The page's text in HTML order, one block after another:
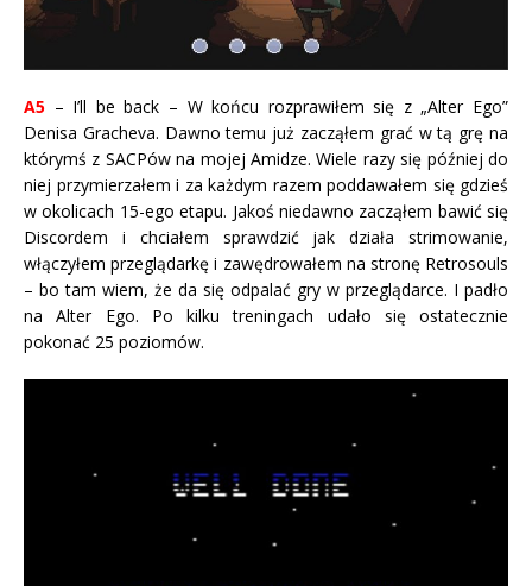
A5 – I’ll be back – W końcu rozprawiłem się z „Alter Ego”
Denisa Gracheva. Dawno temu już zacząłem grać w tą grę na
którymś z SACPów na mojej Amidze. Wiele razy się później do
niej przymierzałem i za każdym razem poddawałem się gdzieś
w okolicach 15-ego etapu. Jakoś niedawno zacząłem bawić się
Discordem i chciałem sprawdzić jak działa strimowanie,
włączyłem przeglądarkę i zawędrowałem na stronę Retrosouls
– bo tam wiem, że da się odpalać gry w przeglądarce. I padło
na Alter Ego. Po kilku treningach udało się ostatecznie
pokonać 25 poziomów.